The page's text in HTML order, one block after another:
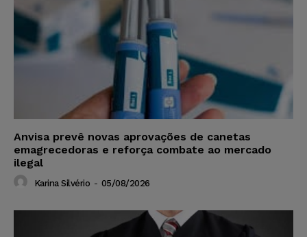
Anvisa prevê novas aprovações de canetas
emagrecedoras e reforça combate ao mercado
ilegal
Karina Silvério - 05/08/2026